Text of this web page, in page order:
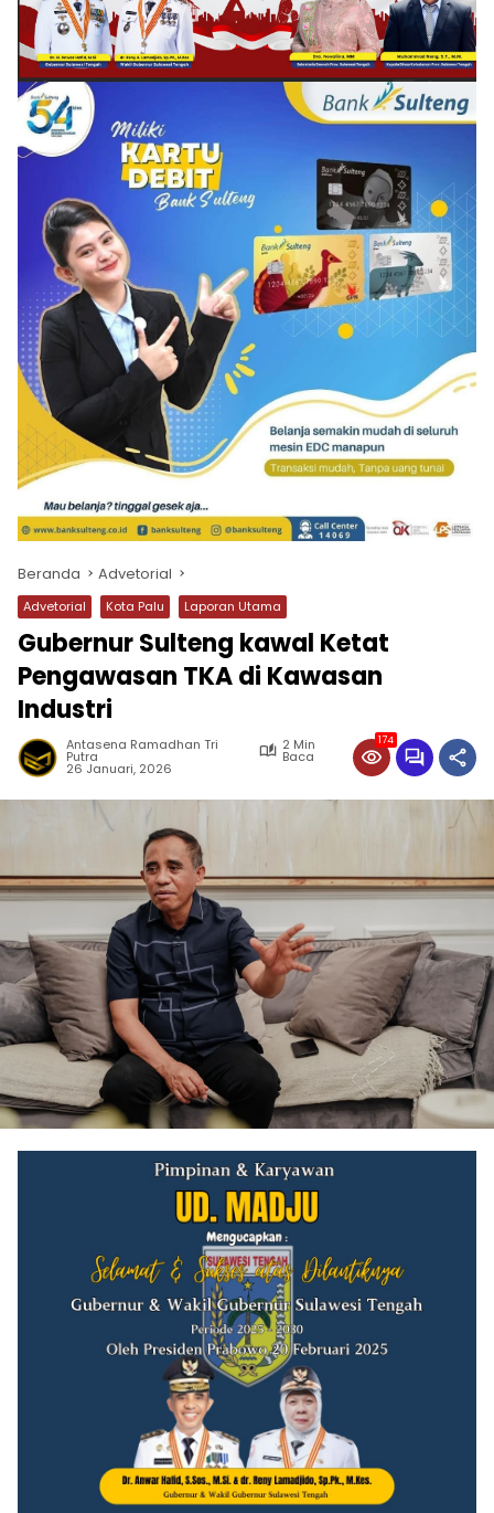
Beranda Advetorial
Advetorial Kota Palu Laporan Utama
Gubernur Sulteng kawal Ketat
Pengawasan TKA di Kawasan
Industri
Antasena Ramadhan Tri
Putra
2 Min
Baca
26 Januari, 2026
174